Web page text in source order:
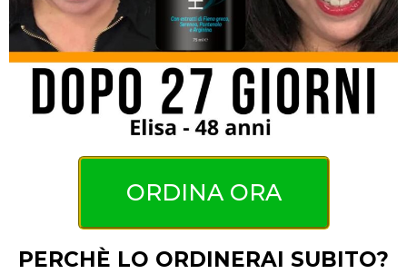
ORDINA ORA
PERCHÈ LO ORDINERAI SUBITO?